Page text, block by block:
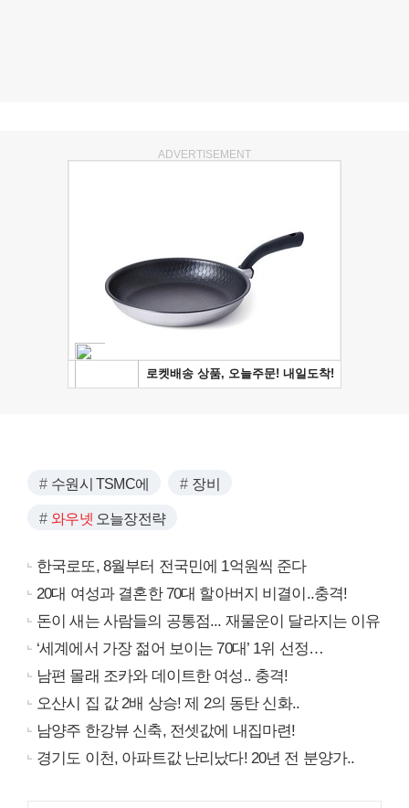
ADVERTISEMENT
수원시 TSMC에 장비
와우넷 오늘장전략
한국로또, 8월부터 전국민에 1억원씩 준다
20대 여성과 결혼한 70대 할아버지 비결이..충격!
돈이 새는 사람들의 공통점... 재물운이 달라지는 이유
‘세계에서 가장 젊어 보이는 70대’ 1위 선정…
남편 몰래 조카와 데이트한 여성.. 충격!
오산시 집 값 2배 상승! 제 2의 동탄 신화..
남양주 한강뷰 신축, 전셋값에 내집마련!
경기도 이천, 아파트값 난리났다! 20년 전 분양가..